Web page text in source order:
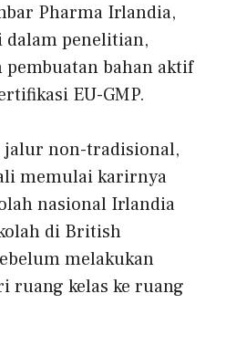
Pharma Irlandia,
dalam penelitian,
pembuatan bahan aktif
EU-GMP.
jalur non-tradisional,
memulai karirnya
nasional Irlandia
di British
melakukan
ruang kelas ke ruang